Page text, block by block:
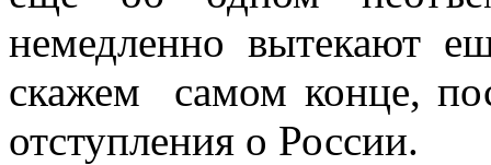
немедленно вытекают
скажем самом конце,
отступления о России.